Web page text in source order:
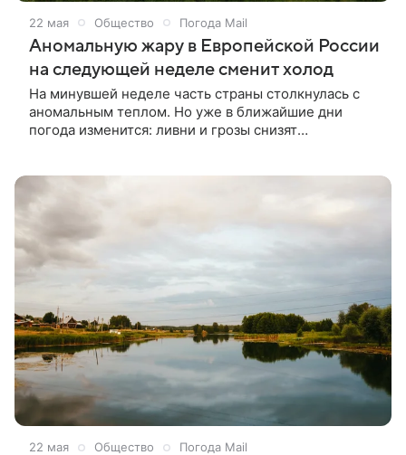
22 мая Общество Погода Mail
Аномальную жару в Европейской России
на следующей неделе сменит холод
На минувшей неделе часть страны столкнулась с
аномальным теплом. Но уже в ближайшие дни
погода изменится: ливни и грозы снизят
превысила привычные показатели. От Мурманской
области на севере до Липецкой — на юге, от
западной границы страны и до Костромской
области на востоке воздух оказался на шесть-
девять градусов теплее климатической нормы. Об
этом написали в издании «Метеовести».
22 мая Общество Погода Mail